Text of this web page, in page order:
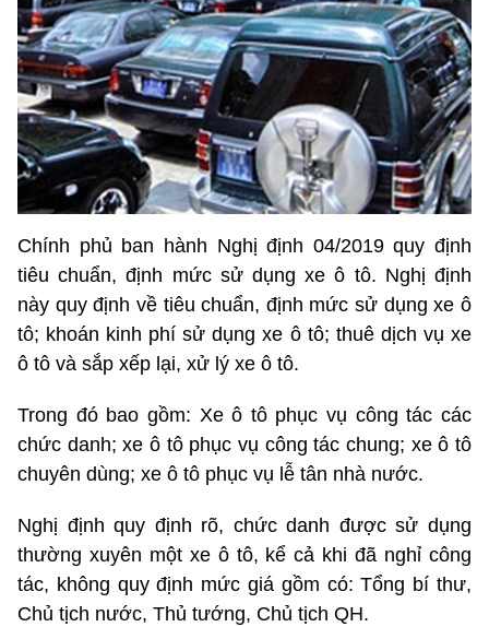
Chính phủ ban hành Nghị định 04/2019 quy định
tiêu chuẩn, định mức sử dụng xe ô tô. Nghị định
này quy định về tiêu chuẩn, định mức sử dụng xe ô
tô; khoán kinh phí sử dụng xe ô tô; thuê dịch vụ xe
ô tô và sắp xếp lại, xử lý xe ô tô.
Trong đó bao gồm: Xe ô tô phục vụ công tác các
chức danh; xe ô tô phục vụ công tác chung; xe ô tô
chuyên dùng; xe ô tô phục vụ lễ tân nhà nước.
Nghị định quy định rõ, chức danh được sử dụng
thường xuyên một xe ô tô, kể cả khi đã nghỉ công
tác, không quy định mức giá gồm có: Tổng bí thư,
Chủ tịch nước, Thủ tướng, Chủ tịch QH.